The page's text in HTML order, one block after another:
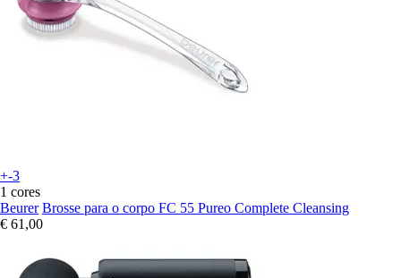
+-3
1 cores
Beurer Brosse para o corpo FC 55 Pureo Complete Cleansing
€ 61,00